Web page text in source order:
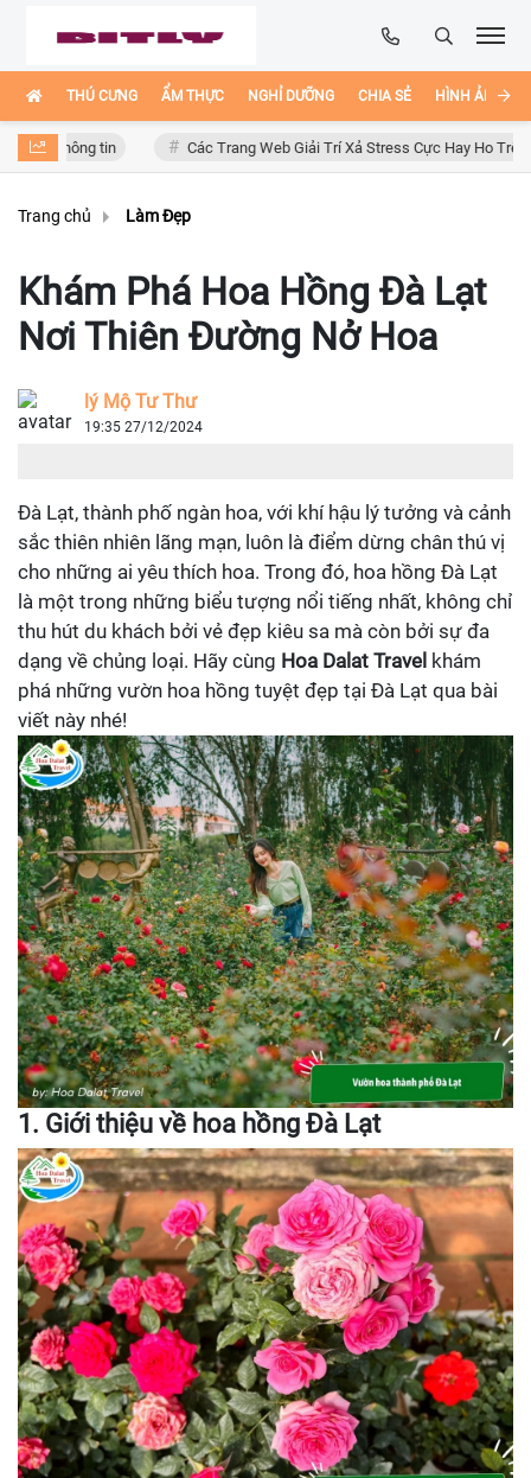
THÚ CƯNG ẨM THỰC NGHỈ DƯỠNG CHIA SẺ HÌNH ẢNH
Các Trang Web Giải Trí Xả Stress Cực Hay Ho Trên Internet
Trang chủ Làm Đẹp
Khám Phá Hoa Hồng Đà Lạt
Nơi Thiên Đường Nở Hoa
lý Mộ Tư Thư
19:35 27/12/2024
Đà Lạt, thành phố ngàn hoa, với khí hậu lý tưởng và cảnh
sắc thiên nhiên lãng mạn, luôn là điểm dừng chân thú vị
cho những ai yêu thích hoa. Trong đó, hoa hồng Đà Lạt
là một trong những biểu tượng nổi tiếng nhất, không chỉ
thu hút du khách bởi vẻ đẹp kiêu sa mà còn bởi sự đa
dạng về chủng loại. Hãy cùng Hoa Dalat Travel khám
phá những vườn hoa hồng tuyệt đẹp tại Đà Lạt qua bài
viết này nhé!
1. Giới thiệu về hoa hồng Đà Lạt